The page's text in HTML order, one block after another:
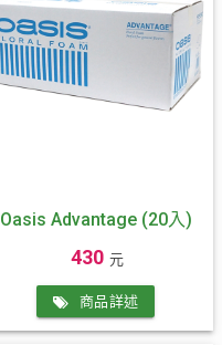
Oasis Advantage (20入)
430 元
商品詳述